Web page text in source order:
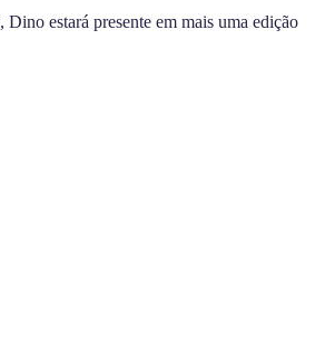
estará presente em mais uma edição